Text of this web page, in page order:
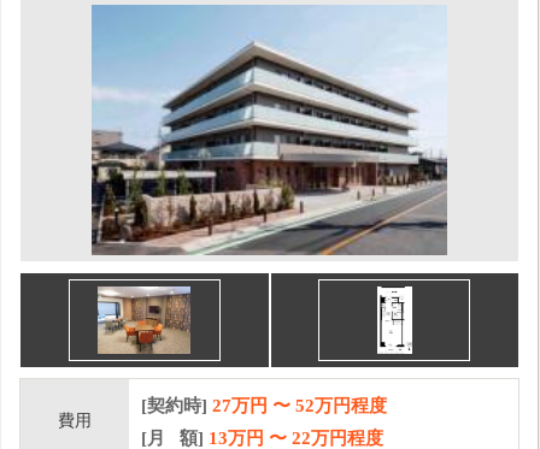
費用
[契約時] 27万円 〜 52万円程度
[月 額] 13万円 〜 22万円程度